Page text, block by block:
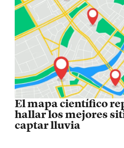
El mapa científico
hallar los mejores
captar lluvia